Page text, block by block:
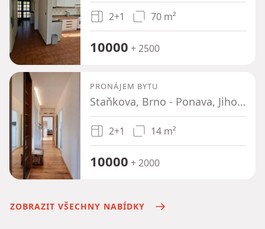
2+1 70 m²
10000 + 2500
PRONÁJEM BYTU
Staňkova, Brno - Ponava, Jihomoravský kraj
2+1 14 m²
10000 + 2000
ZOBRAZIT VŠECHNY NABÍDKY